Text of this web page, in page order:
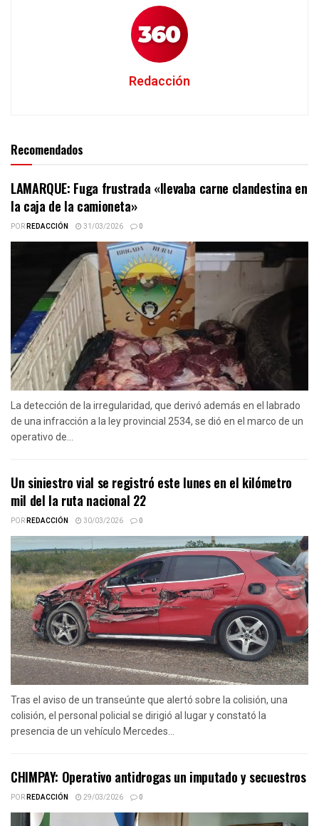
Redacción
Recomendados
LAMARQUE: Fuga frustrada «llevaba carne clandestina en
la caja de la camioneta»
PORREDACCIÓN 31/03/2026 0
La detección de la irregularidad, que derivó además en el labrado
de una infracción a la ley provincial 2534, se dió en el marco de un
operativo de...
Un siniestro vial se registró este lunes en el kilómetro
mil del la ruta nacional 22
PORREDACCIÓN 30/03/2026 0
Tras el aviso de un transeúnte que alertó sobre la colisión, una
colisión, el personal policial se dirigió al lugar y constató la
presencia de un vehículo Mercedes...
CHIMPAY: Operativo antidrogas un imputado y secuestros
PORREDACCIÓN 29/03/2026 0